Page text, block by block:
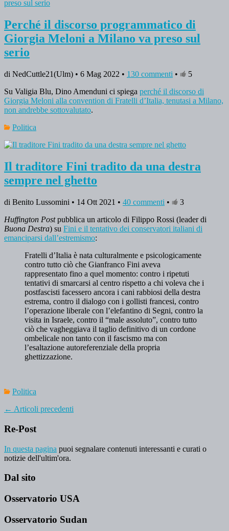
Perché il discorso programmatico di
Giorgia Meloni a Milano va preso sul
serio
di NedCuttle21(Ulm) • 6 Mag 2022 • 130 commenti •
5
Su Valigia Blu, Dino Amenduni ci spiega perché il discorso di
Giorgia Meloni alla convention di Fratelli d’Italia, tenutasi a Milano,
non andrebbe sottovalutato.
Politica
Il traditore Fini tradito da una destra
sempre nel ghetto
di Benito Lussomini • 14 Ott 2021 • 40 commenti •
3
Huffington Postpubblica un articolo di Filippo Rossi (leader di
Buona Destra) su Fini e il tentativo dei conservatori italiani di
emanciparsi dall’estremismo:
Fratelli d’Italia è nata culturalmente e psicologicamente
contro tutto ciò che Gianfranco Fini aveva
rappresentato fino a quel momento: contro i ripetuti
tentativi di smarcarsi al centro rispetto a chi voleva che i
postfascisti facessero ancora i cani rabbiosi della destra
estrema, contro il dialogo con i gollisti francesi, contro
l’operazione liberale con l’elefantino di Segni, contro la
visita in Israele, contro il “male assoluto”, contro tutto
ciò che vagheggiava il taglio definitivo di un cordone
ombelicale non tanto con il fascismo ma con
l’esaltazione autoreferenziale della propria
ghettizzazione.
Politica
← Articoli precedenti
Re-Post
In questa pagina puoi segnalare contenuti interessanti e curati o
notizie dell'ultim'ora.
Dal sito
Osservatorio USA
Osservatorio Sudan